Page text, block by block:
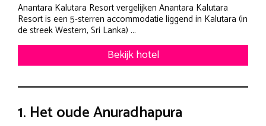
Anantara Kalutara Resort vergelijken Anantara Kalutara
Resort is een 5-sterren accommodatie liggend in Kalutara (in
de streek Western, Sri Lanka) ...
Bekijk hotel
1. Het oude Anuradhapura